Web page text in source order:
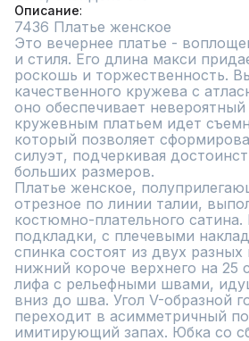
Описание
7436 Платье женское
Это вечернее платье -
и стиля. Его длина макси
роскошь и торжественность.
качественного кружева с
оно обеспечивает
кружевным платьем идет
который позволяет
силуэт, подчеркивая
больших размеров.
Платье женское,
отрезное по линии талии,
костюмно-плательного сатина.
подкладки, с плечевыми
спинка состоят из двух
нижний короче верхнего на 25
лифа с рельефными швами,
вниз до шва. Угол V-образной
переходит в асимметричный
имитирующий запах. Юбка со